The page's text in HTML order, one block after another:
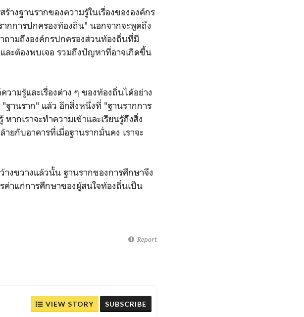
างฐานรากของความรู้ในเรื่องขององค์กร
กการปกครองท้องถิ่น" นอกจากจะพูดถึง
ถามถึงองค์กรปกครองส่วนท้องถิ่นที่มี
ะต้องพบเจอ รวมถึงปัญหาที่อาจเกิดขึ้น
ามรู้และเรื่องต่าง ๆ ของท้องถิ่นได้อย่าง
านราก" แล้ว อีกสิ่งหนึ่งที่ "ฐานรากการ
ากเราจะทำความเข้าและเรียนรู้ถึงสิ่ง
ยกับอาคารที่เมื่อฐานรากมั่นคง เราจะ
งขวางแล้วนั้น ฐานรากของการศึกษาจึง
าแก่การศึกษาของผู้สนใจท้องถิ่นเป็น
Report
VIEW STORY SUBSCRIBE